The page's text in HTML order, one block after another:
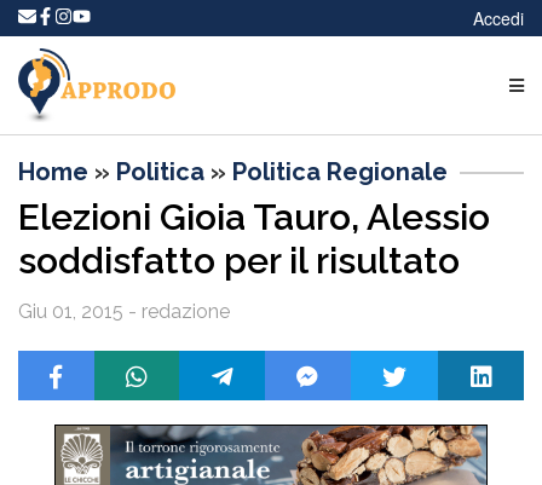
Accedi
Home » Politica » Politica Regionale
Elezioni Gioia Tauro, Alessio
soddisfatto per il risultato
Giu 01, 2015 - redazione